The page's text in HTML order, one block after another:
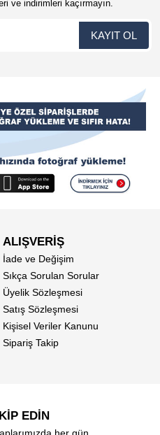
ve indirimleri kaçırmayın.
ALIŞVERİŞ
İade ve Değişim
Sıkça Sorulan Sorular
Üyelik Sözleşmesi
Satış Sözleşmesi
Kişisel Veriler Kanunu
Sipariş Takip
EDİN